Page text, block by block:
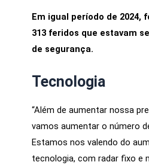
Em igual período de 2024,
313 feridos que estavam
de segurança.
Tecnologia
“Além de aumentar nossa
vamos aumentar o número
Estamos nos valendo do
tecnologia, com radar fixo e